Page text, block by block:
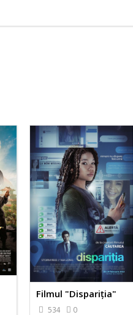
Filmul "Dispariția"
534 0